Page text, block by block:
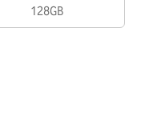
128GB